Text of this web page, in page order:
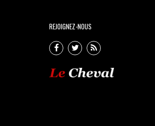
REJOIGNEZ-NOUS